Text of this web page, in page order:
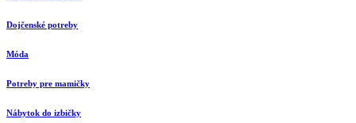
Dojčenské potreby
Móda
Potreby pre mamičky
Nábytok do izbičky